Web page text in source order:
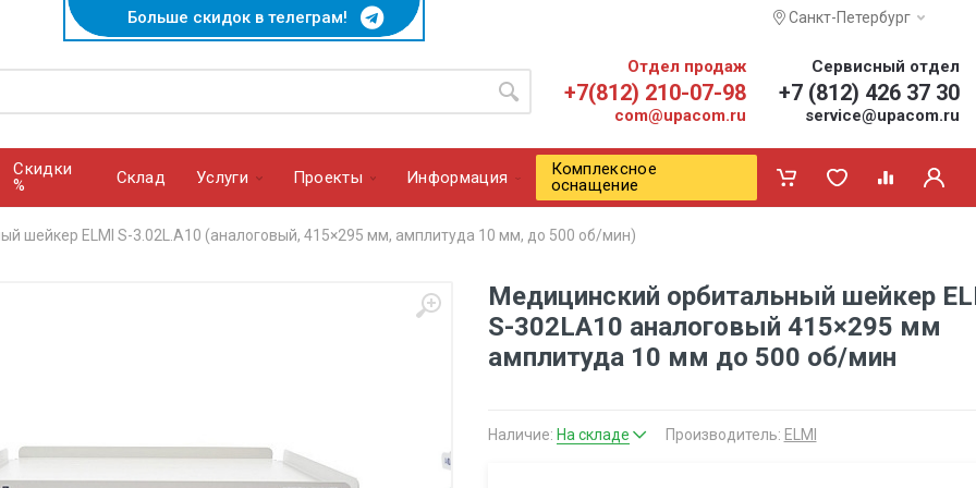
Больше скидок в телеграм! Санкт-Петербург
Отдел продаж
+7(812) 210-07-98
com@upacom.ru
Сервисный отдел
+7 (812) 426 37 30
service@upacom.ru
Скидки
%
Cклад Услуги Проекты Информация
Комплексное
оснащение
шейкер ELMI S-3.02L.A10 (аналоговый, 415×295 мм, амплитуда 10 мм, до 500 об/мин)
Медицинский орбитальный шейкер
S-302LA10 аналоговый 415×295 мм
амплитуда 10 мм до 500 об/мин
Наличие: На складе Производитель: ELMI